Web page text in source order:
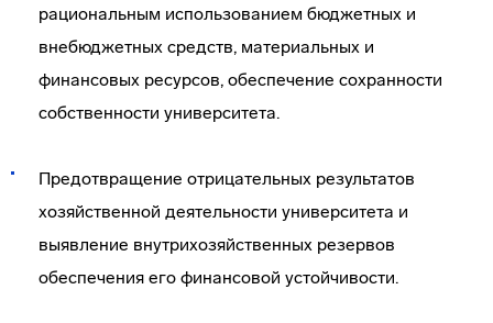
рациональным использованием бюджетных и
внебюджетных средств, материальных и
финансовых ресурсов, обеспечение сохранности
собственности университета.
Предотвращение отрицательных результатов
хозяйственной деятельности университета и
выявление внутрихозяйственных резервов
обеспечения его финансовой устойчивости.